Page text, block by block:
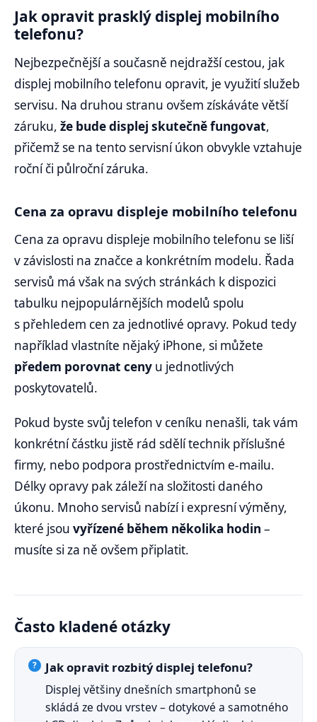
Jak opravit prasklý displej mobilního
telefonu?
Nejbezpečnější a současně nejdražší cestou, jak
displej mobilního telefonu opravit, je využití služeb
servisu. Na druhou stranu ovšem získáváte větší
záruku, že bude displej skutečně fungovat,
přičemž se na tento servisní úkon obvykle vztahuje
roční či půlroční záruka.
Cena za opravu displeje mobilního telefonu
Cena za opravu displeje mobilního telefonu se liší
v závislosti na značce a konkrétním modelu. Řada
servisů má však na svých stránkách k dispozici
tabulku nejpopulárnějších modelů spolu
s přehledem cen za jednotlivé opravy. Pokud tedy
například vlastníte nějaký iPhone, si můžete
předem porovnat ceny u jednotlivých
poskytovatelů.
Pokud byste svůj telefon v ceníku nenašli, tak vám
konkrétní částku jistě rád sdělí technik příslušné
firmy, nebo podpora prostřednictvím e-mailu.
Délky opravy pak záleží na složitosti daného
úkonu. Mnoho servisů nabízí i expresní výměny,
které jsou vyřízené během několika hodin –
musíte si za ně ovšem připlatit.
Často kladené otázky
Jak opravit rozbitý displej telefonu?
Displej většiny dnešních smartphonů se
skládá ze dvou vrstev – dotykové a samotného